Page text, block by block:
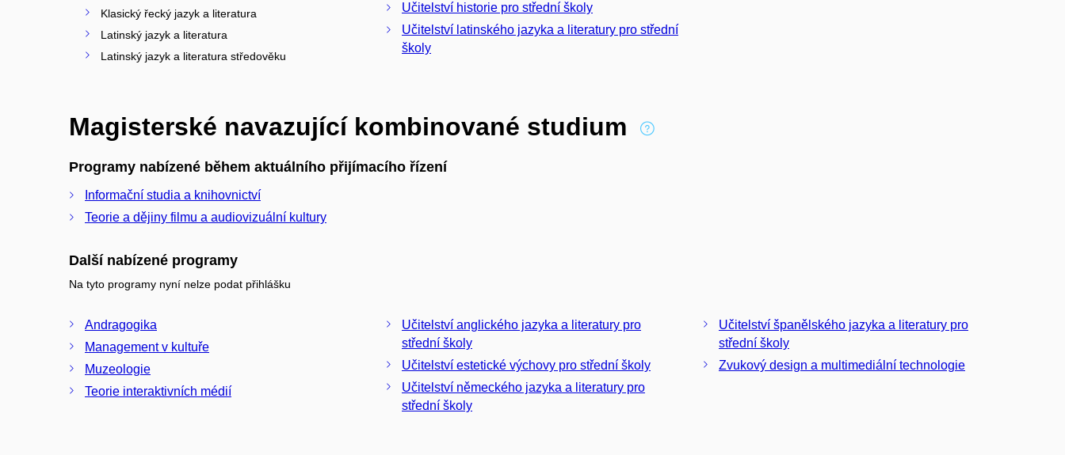
Klasický řecký jazyk a literatura
Latinský jazyk a literatura
Latinský jazyk a literatura středověku
Učitelství historie pro střední školy
Učitelství latinského jazyka a literatury pro střední
školy
Magisterské navazující kombinované studium
Programy nabízené během aktuálního přijímacího řízení
Informační studia a knihovnictví
Teorie a dějiny filmu a audiovizuální kultury
Další nabízené programy
Na tyto programy nyní nelze podat přihlášku
Andragogika
Management v kultuře
Muzeologie
Teorie interaktivních médií
Učitelství anglického jazyka a literatury pro
střední školy
Učitelství estetické výchovy pro střední školy
Učitelství německého jazyka a literatury pro
střední školy
Učitelství španělského jazyka a literatury pro
střední školy
Zvukový design a multimediální technologie